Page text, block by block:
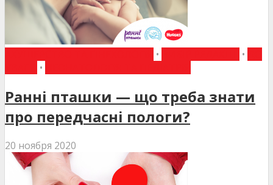
• •
•
Ранні пташки — що треба знати
про передчасні пологи?
20 ноября 2020